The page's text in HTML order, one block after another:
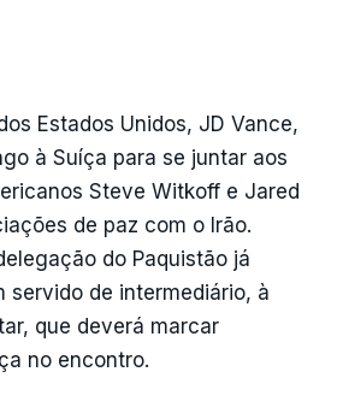
Estados Unidos, JD Vance,
à Suíça para se juntar aos
Steve Witkoff e Jared
de paz com o Irão.
do Paquistão já
servido de intermediário, à
que deverá marcar
no encontro.